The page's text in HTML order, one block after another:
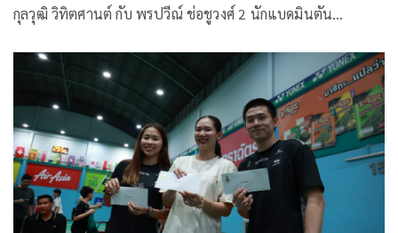
กุลวุฒิ วิทิตศานต์ กับ พรปวีณ์ ช่อชูวงศ์ 2 นักแบดมินตัน…